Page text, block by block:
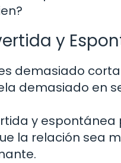
y
demasiado
demasiado en
y espontánea
la relación sea